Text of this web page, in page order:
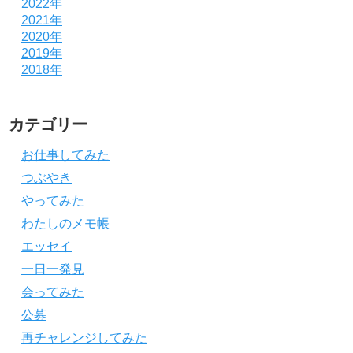
2022年
2021年
2020年
2019年
2018年
カテゴリー
お仕事してみた
つぶやき
やってみた
わたしのメモ帳
エッセイ
一日一発見
会ってみた
公募
再チャレンジしてみた